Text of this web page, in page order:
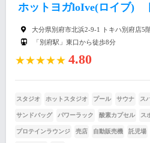
ホットヨガloIve(ロイブ)
大分県別府市北浜2-9-1 トキハ別府店5
「別府駅」東口から徒歩8分
★★★★★ 4.80
スタジオ ホットスタジオ プール サウナ ス
サンドバッグ パワーラック 酸素カプセル ス
プロテインラウンジ 売店 自動販売機 託児場